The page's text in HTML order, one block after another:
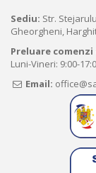
Sediu: Str.
Gheorgheni,
Preluare
Luni-Vineri: 9:00-
Email: